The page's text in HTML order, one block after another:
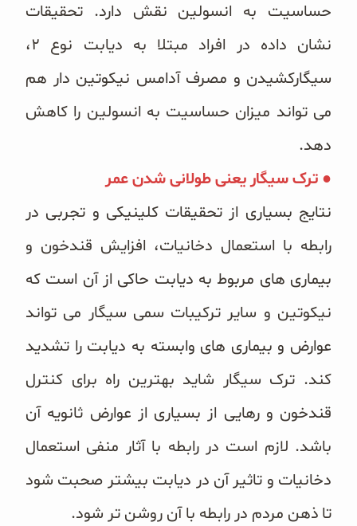
حساسیت به انسولین نقش دارد. تحقیقات
نشان داده در افراد مبتلا به دیابت نوع ۲،
سیگارکشیدن و مصرف آدامس نیکوتین دار هم
می تواند میزان حساسیت به انسولین را کاهش
دهد.
● ترک سیگار یعنی طولانی شدن عمر
نتایج بسیاری از تحقیقات کلینیکی و تجربی در
رابطه با استعمال دخانیات، افزایش قندخون و
بیماری های مربوط به دیابت حاکی از آن است که
نیکوتین و سایر ترکیبات سمی سیگار می تواند
عوارض و بیماری های وابسته به دیابت را تشدید
کند. ترک سیگار شاید بهترین راه برای کنترل
قندخون و رهایی از بسیاری از عوارض ثانویه آن
باشد. لازم است در رابطه با آثار منفی استعمال
دخانیات و تاثیر آن در دیابت بیشتر صحبت شود
تا ذهن مردم در رابطه با آن روشن تر شود.